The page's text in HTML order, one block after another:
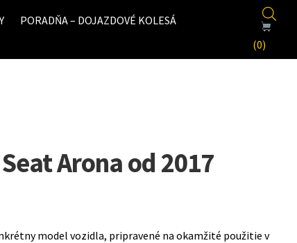
PORADŇA – DOJAZDOVÉ KOLESÁ
(0)
Arona od 2017
model vozidla, pripravené na okamžité použitie v